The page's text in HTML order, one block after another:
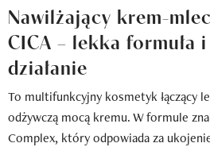
Nawilżający krem-
CICA – lekka formuła
działanie
To multifunkcyjny kosmetyk łączący
odżywczą mocą kremu. W formule
Complex, który odpowiada za